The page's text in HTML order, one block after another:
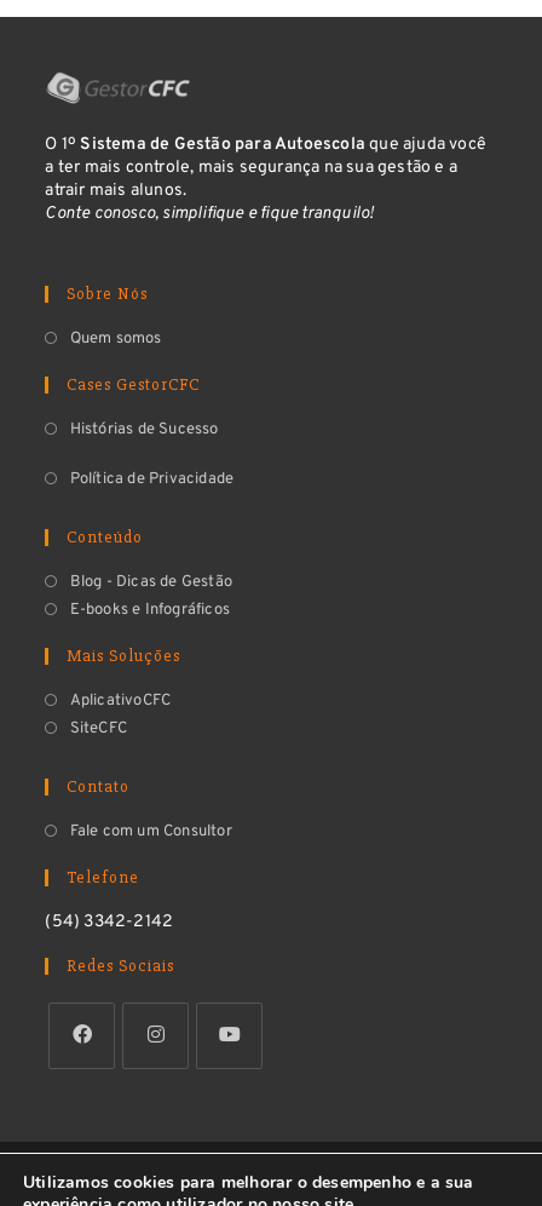
O 1º Sistema de Gestão para Autoescola que ajuda você
a ter mais controle, mais segurança na sua gestão e a
atrair mais alunos.
Conte conosco, simplifique e fique tranquilo!
Sobre Nós
Quem somos
Cases GestorCFC
Histórias de Sucesso
Política de Privacidade
Conteúdo
Blog - Dicas de Gestão
E-books e Infográficos
Mais Soluções
AplicativoCFC
SiteCFC
Contato
Fale com um Consultor
Telefone
(54) 3342-2142
Redes Sociais
Copyright 2026 GestorCFC. Todos os direitos reservados.
Utilizamos cookies para melhorar o desempenho e a sua